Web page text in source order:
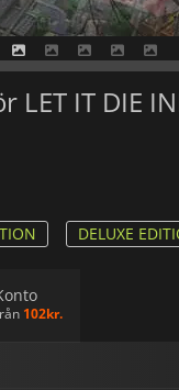
IT DIE
DELUXE
102kr.